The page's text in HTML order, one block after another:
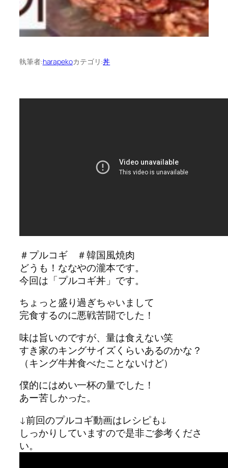
執筆者:harapekoカテゴリ:丼
＃プルコギ ＃韓国風焼肉
どうも！ななやの瀧本です。
今回は「プルコギ丼」です。
ちょっと盛り過ぎちゃいまして
完食するのに悪戦苦闘でした！
味は旨いのですが、量は食えない笑
すき家のキングサイズくらいあるのかな？
（キング牛丼食べたことないけど）
僕的にはめい一杯の量でした！
あー苦しかった。
↓前回のプルコギ動画はレシピも↓
しっかりしていますので是非ご参考くださ
い。